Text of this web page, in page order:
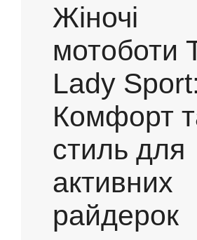
Жіночі
мотоботи
Lady Sport:
Комфорт
стиль для
активних
райдерок